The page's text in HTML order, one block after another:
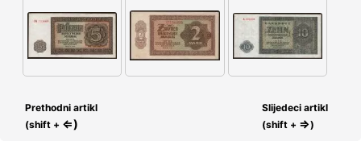
Prethodni artikl
(shift + ⇐)
Slijedeci artikl
(shift + ⇒)